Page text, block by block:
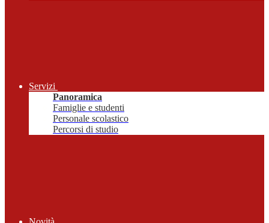
Servizi
Panoramica
Famiglie e studenti
Personale scolastico
Percorsi di studio